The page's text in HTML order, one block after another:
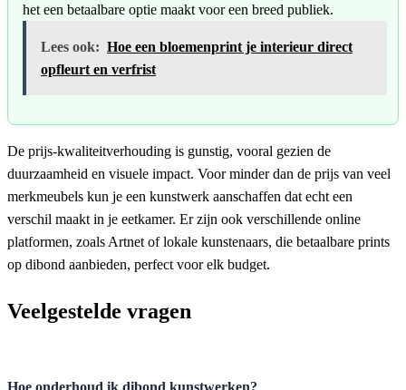
het een betaalbare optie maakt voor een breed publiek.
Lees ook: Hoe een bloemenprint je interieur direct
opfleurt en verfrist
De prijs-kwaliteitverhouding is gunstig, vooral gezien de
duurzaamheid en visuele impact. Voor minder dan de prijs van veel
merkmeubels kun je een kunstwerk aanschaffen dat echt een
verschil maakt in je eetkamer. Er zijn ook verschillende online
platformen, zoals Artnet of lokale kunstenaars, die betaalbare prints
op dibond aanbieden, perfect voor elk budget.
Veelgestelde vragen
Hoe onderhoud ik dibond kunstwerken?